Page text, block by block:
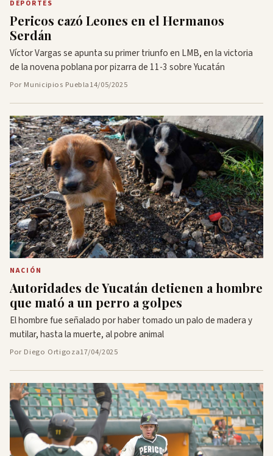
DEPORTES
Pericos cazó Leones en el Hermanos
Serdán
Víctor Vargas se apunta su primer triunfo en LMB, en la victoria
de la novena poblana por pizarra de 11-3 sobre Yucatán
Por Municipios Puebla14/05/2025
NACIÓN
Autoridades de Yucatán detienen a hombre
que mató a un perro a golpes
El hombre fue señalado por haber tomado un palo de madera y
mutilar, hasta la muerte, al pobre animal
Por Diego Ortigoza17/04/2025